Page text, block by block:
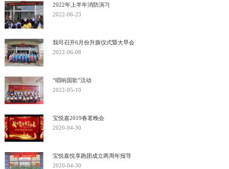
2022年上半年消防演习
2022-06-23
我司召开6月份升旗仪式暨大早会
2022-06-08
“唱响国歌”活动
2022-05-10
宝悦嘉2019春茗晚会
2020-04-30
宝悦嘉悦享跑团成立两周年报导
2020-04-30